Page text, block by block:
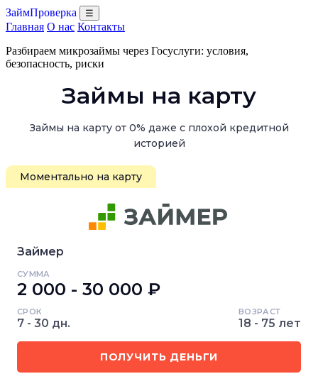
ЗаймПроверка ☰
Главная О нас Контакты
Разбираем микрозаймы через Госуслуги: условия,
безопасность, риски
Займы на карту
Займы на карту от 0% даже с плохой кредитной
историей
Моментально на карту
Займер
СУММА
2 000 - 30 000 ₽
СРОК
7 - 30 дн.
ВОЗРАСТ
18 - 75 лет
ПОЛУЧИТЬ ДЕНЬГИ